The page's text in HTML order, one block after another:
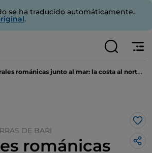
se ha traducido automáticamente.
.
románicas junto al mar: la costa al norte de Bari
DE BARI
románicas
Me